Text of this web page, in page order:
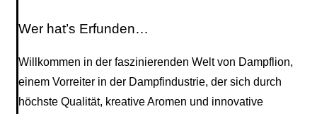
Wer hat’s Erfunden…
Willkommen in der faszinierenden Welt von Dampflion,
einem Vorreiter in der Dampfindustrie, der sich durch
höchste Qualität, kreative Aromen und innovative